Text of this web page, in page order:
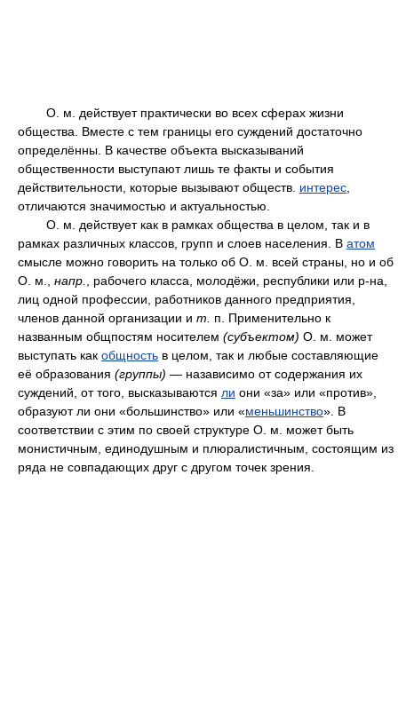
О. м. действует практически во всех сферах жизни
общества. Вместе с тем границы его суждений достаточно
определённы. В качестве объекта высказываний
общественности выступают лишь те факты и события
действительности, которые вызывают обществ. интерес
отличаются значимостью и актуальностью.
О. м. действует как в рамках общества в целом, так и в
рамках различных классов, групп и слоев населения. В атом
смысле можно говорить на только об О. м. всей страны, но и об
О. м., напр.
, рабочего класса, молодёжи, республики или р-на,
лиц одной профессии, работников данного предприятия,
членов данной организации и т.
п. Применительно к
названным общпостям носителем (субъектом) О. м. может
выступать как общность в целом, так и любые составляющие
её образования (группы) — назависимо от содержания их
суждений, от того, высказываются ли они «за» или «против»,
образуют ли они «большинство» или «меньшинство». В
соответствии с этим по своей структуре О. м. может быть
монистичным, единодушным и плюралистичным, состоящим из
ряда не совпадающих друг с другом точек зрения.